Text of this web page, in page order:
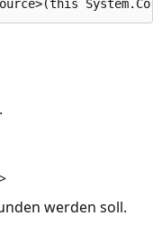
.
werden soll.